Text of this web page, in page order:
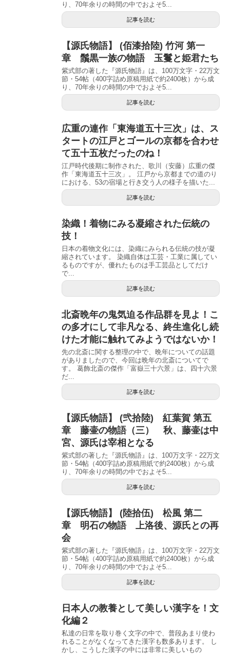
り、70年余りの時間の中でおよそ5...
記事を読む
【源氏物語】 (佰漆拾陸) 竹河 第一
章 鬚黒一族の物語 玉鬘と姫君たち
紫式部の著した『源氏物語』は、100万文字・22万文
節・54帖（400字詰め原稿用紙で約2400枚）から成
り、70年余りの時間の中でおよそ5...
記事を読む
広重の連作「東海道五十三次」は、ス
タートの江戸とゴールの京都を合わせ
て五十五枚だったのね！
江戸時代後期に制作された、歌川（安藤）広重の傑
作「東海道五十三次」。 江戸から京都までの道のり
における、53の宿場と行き交う人の様子を描いた...
記事を読む
染織！着物にみる凝縮された伝統の
技！
日本の着物文化には、染織にみられる伝統の技が凝
縮されています。 染織自体は工芸・工業に属してい
るものですが、優れたものは手工芸品としてだけ
で...
記事を読む
北斎晩年の鬼気迫る作品群を見よ！こ
の多才にして非凡なる、終生進化し続
けた才能に触れてみようではないか！
先の北斎に関する整理の中で、晩年についての話題
がありましたので、今回は晩年の北斎についてで
す。 葛飾北斎の傑作「富嶽三十六景」は、四十六景
だ...
記事を読む
【源氏物語】 (弐拾陸) 紅葉賀 第五
章 藤壷の物語（三） 秋、藤壷は中
宮、源氏は宰相となる
紫式部の著した『源氏物語』は、100万文字・22万文
節・54帖（400字詰め原稿用紙で約2400枚）から成
り、70年余りの時間の中でおよそ5...
記事を読む
【源氏物語】 (陸拾伍) 松風 第二
章 明石の物語 上洛後、源氏との再
会
紫式部の著した『源氏物語』は、100万文字・22万文
節・54帖（400字詰め原稿用紙で約2400枚）から成
り、70年余りの時間の中でおよそ5...
記事を読む
日本人の教養として美しい漢字を！文
化編２
私達の日常を取り巻く文字の中で、普段あまり使わ
れることがなくなってきた漢字も数多あります。 し
かし、こうした漢字の中には非常に美しいもの